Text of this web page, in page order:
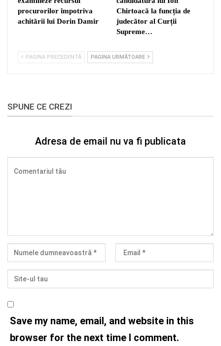
procurorilor împotriva
achitării lui Dorin Damir
Chirtoacă la funcția de
judecător al Curții
Supreme…
PAGINA PRECEDENTĂ PAGINA URMĂTOARE
SPUNE CE CREZI
Adresa de email nu va fi publicata
Save my name, email, and website in this
browser for the next time I comment.